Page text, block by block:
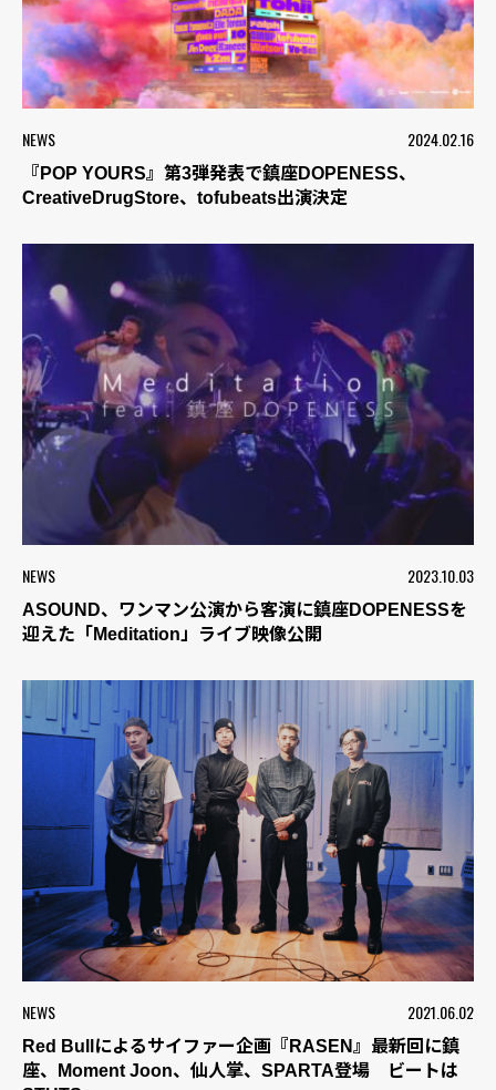
NEWS 2024.02.16
『POP YOURS』第3弾発表で鎮座DOPENESS、
CreativeDrugStore、tofubeats出演決定
NEWS 2023.10.03
ASOUND、ワンマン公演から客演に鎮座DOPENESSを
迎えた「Meditation」ライブ映像公開
NEWS 2021.06.02
Red Bullによるサイファー企画『RASEN』最新回に鎮
座、Moment Joon、仙人掌、SPARTA登場 ビートは